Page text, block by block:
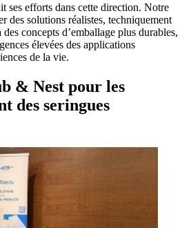
ses efforts dans cette direction. Notre
des solutions réalistes, techniquement
concepts d’emballage plus durables,
élevées des applications
de la vie.
& Nest pour les
des seringues